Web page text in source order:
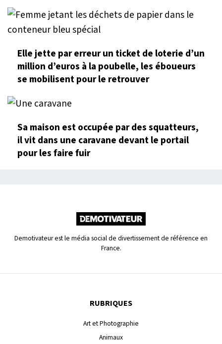
Elle jette par erreur un ticket de loterie d’un
million d’euros à la poubelle, les éboueurs
se mobilisent pour le retrouver
Sa maison est occupée par des squatteurs,
il vit dans une caravane devant le portail
pour les faire fuir
Demotivateur est le média social de divertissement de référence en
France.
RUBRIQUES
Art et Photographie
Animaux